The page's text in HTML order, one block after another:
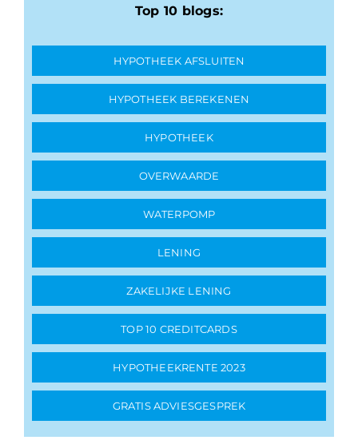
Top 10 blogs:
HYPOTHEEK AFSLUITEN
HYPOTHEEK BEREKENEN
HYPOTHEEK
OVERWAARDE
WATERPOMP
LENING
ZAKELIJKE LENING
TOP 10 CREDITCARDS
HYPOTHEEKRENTE 2023
GRATIS ADVIESGESPREK